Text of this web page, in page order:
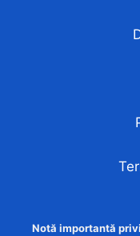
Notă importantă